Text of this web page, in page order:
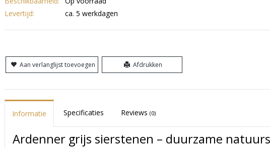
Levertijd:
ca. 5 werkdagen
Aan verlanglijst toevoegen Afdrukken
Informatie Specificaties Reviews(0)
Ardenner grijs sierstenen – duurzame